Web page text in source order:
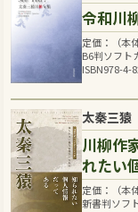
令和川
定価：（本
B6判ソフト
ISBN978-4-
太秦三猿
川柳作
れたい
定価：（本
新書判ソフ